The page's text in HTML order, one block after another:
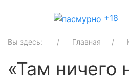
+18
Вы здесь: Главная
«Там ничего